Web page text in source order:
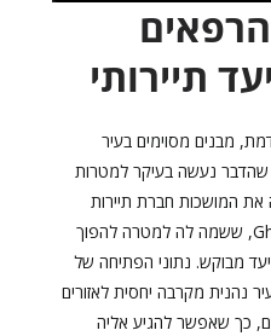
תיירותי
הקודמת, מבנים מסוימים בעיר
שהדבר נעשה בעיקר למטרות
בשנת 2002 לקחה את המושכות חברת תיירות
מקומית בשם Ghost Town Tours, ששמה לה למטרה להפוך
מבוקש. נתוני הפתיחה של
נהנית מקרבה יחסית לאזורים
כך שאפשר להגיע אליה